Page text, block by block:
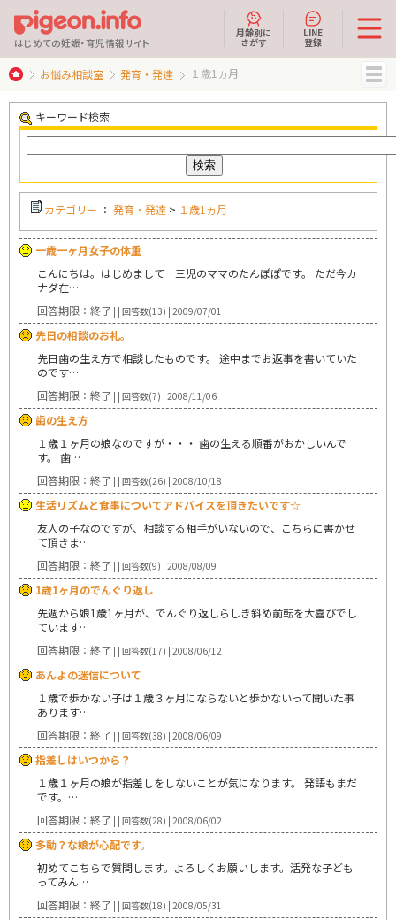
はじめての妊娠・育児情報サイト
月齢別に
さがす
LINE
登録
MENU
お悩み相談室 発育・発達 １歳1ヵ月
キーワード検索
カテゴリー ： 発育・発達 > １歳1ヵ月
一歳一ヶ月女子の体重
こんにちは。はじめまして 三児のママのたんぽぽです。 ただ今カ
ナダ在…
回答期限：終了 | | 回答数(13) | 2009/07/01
先日の相談のお礼。
先日歯の生え方で相談したものです。 途中までお返事を書いていた
のです…
回答期限：終了 | | 回答数(7) | 2008/11/06
歯の生え方
１歳１ヶ月の娘なのですが・・・ 歯の生える順番がおかしいんで
す。 歯…
回答期限：終了 | | 回答数(26) | 2008/10/18
生活リズムと食事についてアドバイスを頂きたいです☆
友人の子なのですが、相談する相手がいないので、こちらに書かせ
て頂きま…
回答期限：終了 | | 回答数(9) | 2008/08/09
1歳1ヶ月のでんぐり返し
先週から娘1歳1ヶ月が、でんぐり返しらしき斜め前転を大喜びでし
ています…
回答期限：終了 | | 回答数(17) | 2008/06/12
あんよの迷信について
１歳で歩かない子は１歳３ヶ月にならないと歩かないって聞いた事
あります…
回答期限：終了 | | 回答数(38) | 2008/06/09
指差しはいつから？
１歳１ヶ月の娘が指差しをしないことが気になります。 発語もまだ
です。…
回答期限：終了 | | 回答数(28) | 2008/06/02
多動？な娘が心配です。
初めてこちらで質問します。よろしくお願いします。活発な子ども
ってみん…
回答期限：終了 | | 回答数(18) | 2008/05/31